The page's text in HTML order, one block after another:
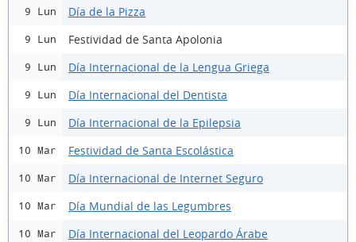
9 Lun Día de la Pizza
9 Lun Festividad de Santa Apolonia
9 Lun Día Internacional de la Lengua Griega
9 Lun Día Internacional del Dentista
9 Lun Día Internacional de la Epilepsia
10 Mar Festividad de Santa Escolástica
10 Mar Día Internacional de Internet Seguro
10 Mar Día Mundial de las Legumbres
10 Mar Día Internacional del Leopardo Árabe